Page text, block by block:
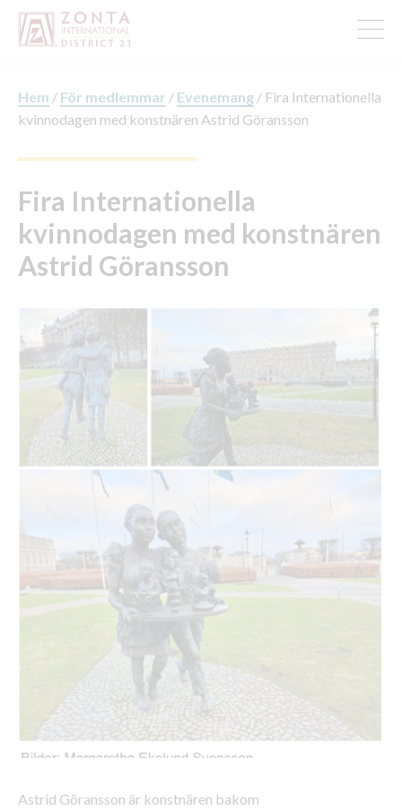
Hem / För medlemmar / Evenemang / Fira Internationella
kvinnodagen med konstnären Astrid Göransson
Fira Internationella
kvinnodagen med konstnären
Astrid Göransson
Astrid Göransson är konstnären bakom